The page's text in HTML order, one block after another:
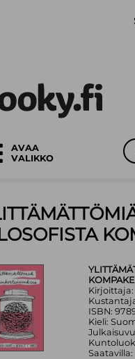
AVAA
VALIKKO
Kirjoittaja:
ISBN:
Kieli:
Saatavilla: